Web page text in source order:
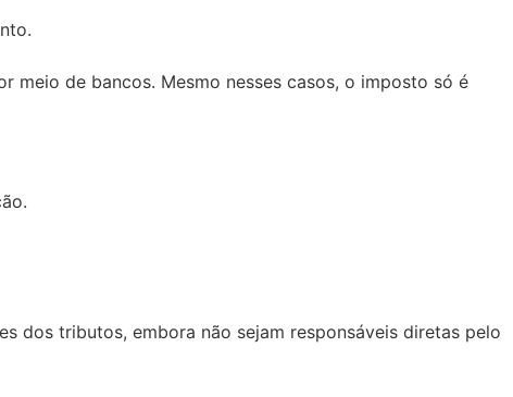
meio de bancos. Mesmo nesses casos, o imposto só é
dos tributos, embora não sejam responsáveis diretas pelo